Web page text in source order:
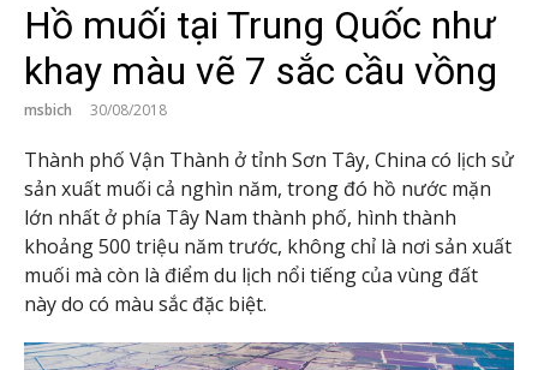
Hồ muối tại Trung Quốc như
khay màu vẽ 7 sắc cầu vồng
msbich 30/08/2018
Thành phố Vận Thành ở tỉnh Sơn Tây, China có lịch sử
sản xuất muối cả nghìn năm, trong đó hồ nước mặn
lớn nhất ở phía Tây Nam thành phố, hình thành
khoảng 500 triệu năm trước, không chỉ là nơi sản xuất
muối mà còn là điểm du lịch nổi tiếng của vùng đất
này do có màu sắc đặc biệt.